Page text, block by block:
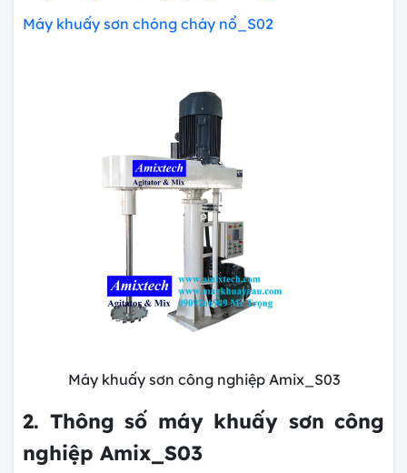
Máy khuấy sơn chóng cháy nổ_S02
Máy khuấy sơn công nghiệp Amix_S03
2. Thông số máy khuấy sơn công
nghiệp Amix_S03